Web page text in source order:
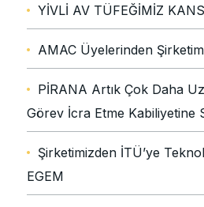
YİVLİ AV TÜFEĞİMİZ
AMAC Üyelerinden
PİRANA Artık Çok Daha
Görev İcra Etme Kabiliyetine
Şirketimizden İTÜ’ye
EGEM